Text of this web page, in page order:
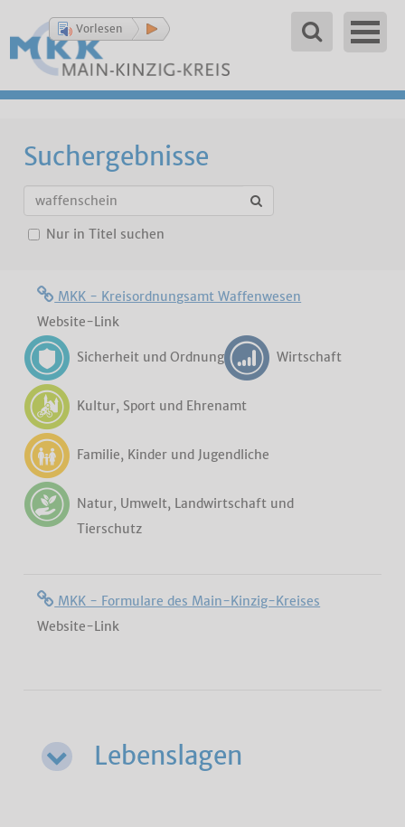
Vorlesen
Suchergebnisse
Nur in Titel suchen
MKK - Kreisordnungsamt Waffenwesen
Website-Link
Sicherheit und Ordnung Wirtschaft
Kultur, Sport und Ehrenamt
Familie, Kinder und Jugendliche
Natur, Umwelt, Landwirtschaft und
Tierschutz
MKK - Formulare des Main-Kinzig-Kreises
Website-Link
Lebenslagen